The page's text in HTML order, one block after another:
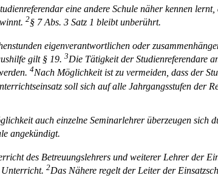
eine andere Schule näher kennen
2§ 7 Abs. 3 Satz 1 bleibt unberührt.
eigen­verantwortlichen oder
gilt § 19. 3Die Tätigkeit der Studienreferendare
4Nach Möglichkeit ist zu vermeiden, dass der
soll sich auf alle Jahrgangsstufen der
auch ein­zelne Seminarlehrer überzeugen sich
angekündigt.
des Betreu­ungslehrers und weiterer Lehrer der
Unterricht. 2Das Nähere regelt der Leiter der